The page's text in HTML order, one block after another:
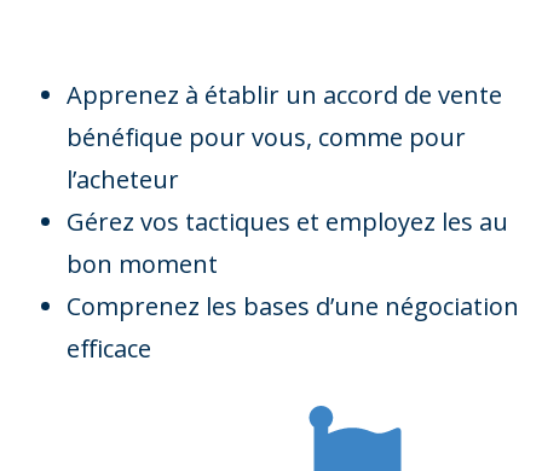
Apprenez à établir un accord de vente
bénéfique pour vous, comme pour
l’acheteur
Gérez vos tactiques et employez les au
bon moment
Comprenez les bases d’une négociation
efficace